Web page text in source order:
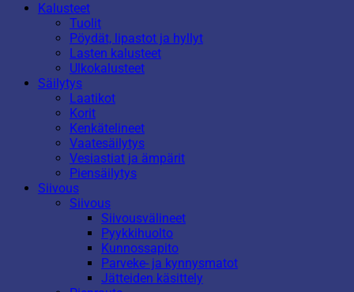
Kalusteet
Tuolit
Pöydät, lipastot ja hyllyt
Lasten kalusteet
Ulkokalusteet
Säilytys
Laatikot
Korit
Kenkätelineet
Vaatesäilytys
Vesiastiat ja ämpärit
Piensäilytys
Siivous
Siivous
Siivousvälineet
Pyykkihuolto
Kunnossapito
Parveke- ja kynnysmatot
Jätteiden käsittely